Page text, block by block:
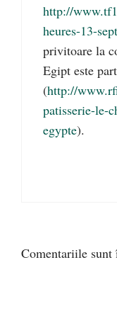
http://
heures-13-
privitoare la
Egipt este
(http://
patisserie-le-
egypte).
Comentariile sunt